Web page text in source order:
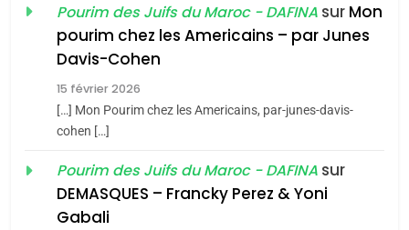
Maroc : Les amandes de
Tafraout, le miel de Tadla
du terroir
Oeil ravageur – Vanessa
De Loya Stauber
Pourim des Juifs du Maroc - DAFINA sur Mon
pourim chez les Americains – par Junes
Davis-Cohen
15 février 2026
[…] Mon Pourim chez les Americains, par-junes-davis-
cohen […]
Pourim des Juifs du Maroc - DAFINA sur
DEMASQUES – Francky Perez & Yoni
Gabali